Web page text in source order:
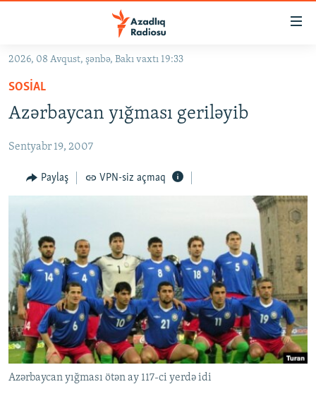
Əsas
qayıt
Əsas
naviqasiyaya
qayıt
GÜNDƏM
#İZAHLA
KORRUPSIOMETR
#ƏSLINDƏ
FƏRQƏ BAX
ARAŞDIRMA
MULTIMEDIA
VIDEO
FOTOQALEREYA
İNFOQRAFIKA
KARIKATURA
RADIO ARXIV
OXU ZALI
AZƏRBAYCAN ƏDƏBIYYATI KITABXANASI
İSLAM VƏ DEMOKRATIYA
İZ - MƏDƏNIYYƏT PROQRAMI
HAQQIMIZDA
MISSIYAMIZ
PEŞƏ ETIKASI VƏ JURNALISTIKA STANDARTLARIMIZ
MATERIALLARIMIZDAN ISTIFADƏ
BIZI IZLƏ
2026, 08 Avqust, şənbə, Bakı vaxtı 19:33
SOSIAL
Azərbaycan yığması geriləyib
Sentyabr 19, 2007
Paylaş VPN-siz açmaq
Azərbaycan yığması ötən ay 117-ci yerdə idi